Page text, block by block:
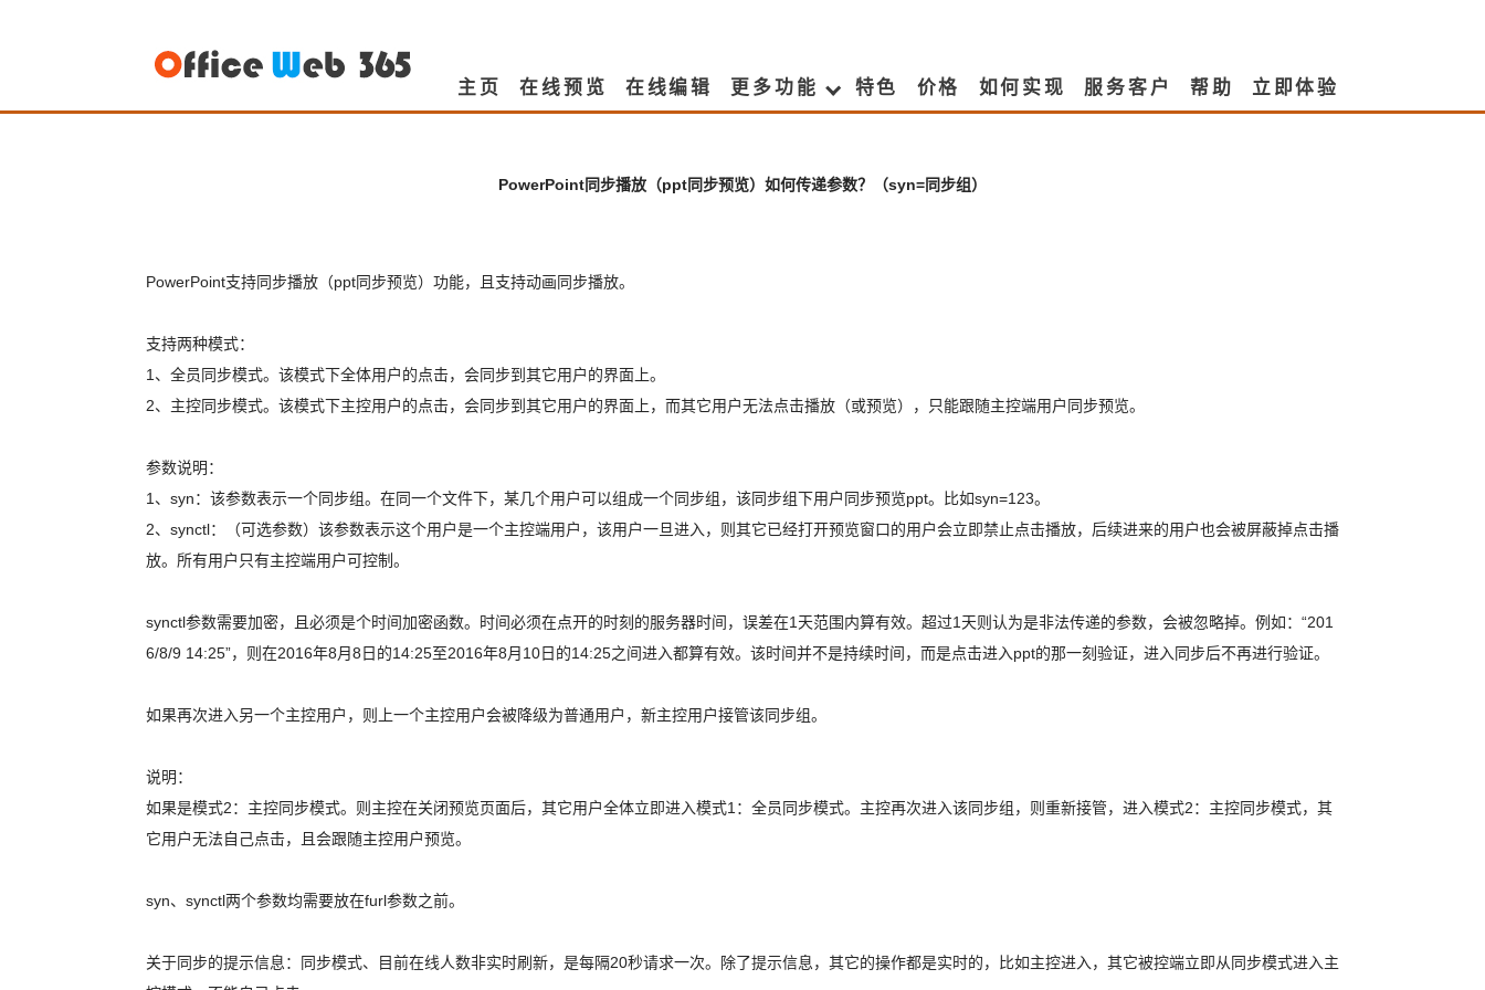
主页 在线预览 在线编辑 更多功能 特色 价格 如何实现 服务客户 帮助 立即体验
PowerPoint同步播放（ppt同步预览）如何传递参数？（syn=同步组）
PowerPoint支持同步播放（ppt同步预览）功能，且支持动画同步播放。
支持两种模式：
1、全员同步模式。该模式下全体用户的点击，会同步到其它用户的界面上。
2、主控同步模式。该模式下主控用户的点击，会同步到其它用户的界面上，而其它用户无法点击播放（或预览），只能跟随主控端用户同步预览。
参数说明：
1、syn：该参数表示一个同步组。在同一个文件下，某几个用户可以组成一个同步组，该同步组下用户同步预览ppt。比如syn=123。
2、synctl：（可选参数）该参数表示这个用户是一个主控端用户，该用户一旦进入，则其它已经打开预览窗口的用户会立即禁止点击播放，后续进来的用户也会被屏蔽掉点击播
放。所有用户只有主控端用户可控制。
synctl参数需要加密，且必须是个时间加密函数。时间必须在点开的时刻的服务器时间，误差在1天范围内算有效。超过1天则认为是非法传递的参数，会被忽略掉。例如：“201
6/8/9 14:25”，则在2016年8月8日的14:25至2016年8月10日的14:25之间进入都算有效。该时间并不是持续时间，而是点击进入ppt的那一刻验证，进入同步后不再进行验证。
如果再次进入另一个主控用户，则上一个主控用户会被降级为普通用户，新主控用户接管该同步组。
说明：
如果是模式2：主控同步模式。则主控在关闭预览页面后，其它用户全体立即进入模式1：全员同步模式。主控再次进入该同步组，则重新接管，进入模式2：主控同步模式，其
它用户无法自己点击，且会跟随主控用户预览。
syn、synctl两个参数均需要放在furl参数之前。
关于同步的提示信息：同步模式、目前在线人数非实时刷新，是每隔20秒请求一次。除了提示信息，其它的操作都是实时的，比如主控进入，其它被控端立即从同步模式进入主